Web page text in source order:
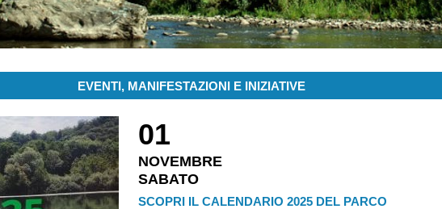
EVENTI, MANIFESTAZIONI E INIZIATIVE
01
NOVEMBRE
SABATO
SCOPRI IL CALENDARIO 2025 DEL PARCO